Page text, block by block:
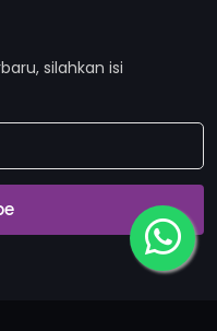
silahkan isi